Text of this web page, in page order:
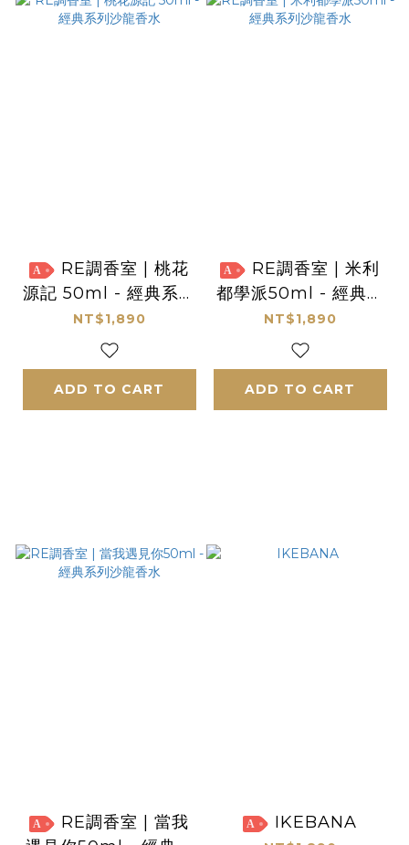
A
源記 50ml - 經典系列
沙龍香水
NT$1,890
ADD TO CART
A
都學派50ml - 經典系
列沙龍香水
NT$1,890
ADD TO CART
A A IKEBANA